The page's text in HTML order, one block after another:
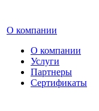
О компании
О компании
Услуги
Партнеры
Сертификаты